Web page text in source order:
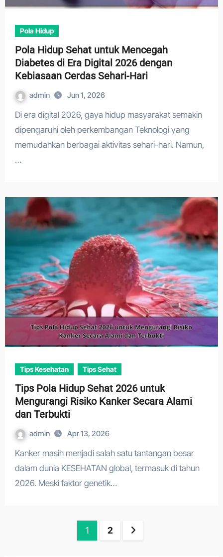
Pola Hidup
Pola Hidup Sehat untuk Mencegah
Diabetes di Era Digital 2026 dengan
Kebiasaan Cerdas Sehari-Hari
admin Jun 1, 2026
Di era digital 2026, gaya hidup masyarakat semakin
dipengaruhi oleh perkembangan Teknologi yang
memudahkan berbagai aktivitas sehari-hari. Namun,
…
Tips Kesehatan Tips Sehat
Tips Pola Hidup Sehat 2026 untuk
Mengurangi Risiko Kanker Secara Alami
dan Terbukti
admin Apr 13, 2026
Kanker masih menjadi salah satu tantangan besar
dalam dunia KESEHATAN global, termasuk di tahun
2026. Meski faktor genetik…
1 2